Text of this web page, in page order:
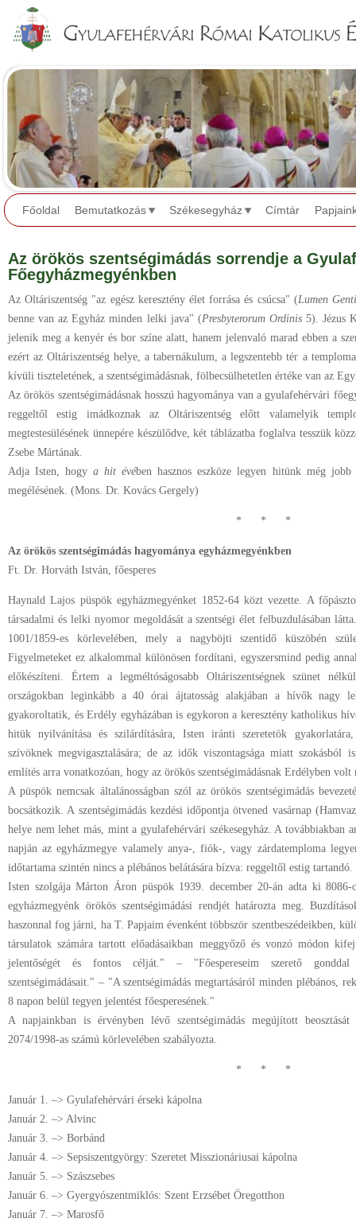
Főoldal Bemutatkozás Székesegyház Címtár
Az örökös szentségimádás sorrendje a
Főegyházmegyénkben
Az Oltáriszentség "az egész keresztény élet forrása és csúcsa" (Lumen
benne van az Egyház minden lelki java" (Presbyterorum Ordinis5). Jézus
jelenik meg a kenyér és bor színe alatt, hanem jelenvaló marad ebben a
ezért az Oltáriszentség helye, a tabernákulum, a legszentebb tér a
kívüli tiszteletének, a szentségimádásnak, fölbecsülhetetlen értéke van az
Az örökös szentségimádásnak hosszú hagyománya van a gyulafehérvári
reggeltől estig imádkoznak az Oltáriszentség előtt valamelyik
megtestesülésének ünnepére készülődve, két táblázatba foglalva tesszük
Zsebe Mártának.
Adja Isten, hogya hit évében hasznos eszköze legyen hitünk még jobb
megélésének. (Mons. Dr. Kovács Gergely)
* * *
Az örökös szentségimádás hagyománya egyházmegyénkben
Ft. Dr. Horváth István, főesperes
Haynald Lajos püspök egyházmegyénket 1852-64 közt vezette. A
társadalmi és lelki nyomor megoldását a szentségi élet felbuzdulásában
1001/1859-es körlevelében, mely a nagyböjti szentidő küszöbén
Figyelmeteket ez alkalommal különösen fordítani, egyszersmind pedig
előkészíteni. Értem a legméltóságosabb Oltáriszentségnek szünet
országokban leginkább a 40 órai ájtatosság alakjában a hívők nagy
gyakoroltatik, és Erdély egyházában is egykoron a keresztény katholikus
hitük nyilvánítása és szilárdítására, Isten iránti szeretetök
szívöknek megvigasztalására; de az idők viszontagsága miatt szokásból
említés arra vonatkozóan, hogy az örökös szentségimádásnak Erdélyben
A püspök nemcsak általánosságban szól az örökös szentségimádás
bocsátkozik. A szentségimádás kezdési időpontja ötvened vasárnap
helye nem lehet más, mint a gyulafehérvári székesegyház. A továbbiakban
napján az egyházmegye valamely anya-, fiók-, vagy zárdatemploma
időtartama szintén nincs a plébános belátására bízva: reggeltől estig tartandó.
Isten szolgája Márton Áron püspök 1939. december 20-án adta ki 8086-
egyházmegyénk örökös szentségimádási rendjét határozta meg.
haszonnal fog járni, ha T. Papjaim évenként többször szentbeszédeikben,
társulatok számára tartott előadásaikban meggyőző és vonzó módon
jelentőségét és fontos célját." – "Főespereseim szerető
szentségimádásait." – "A szentségimádás megtartásáról minden plébános,
8 napon belül tegyen jelentést főesperesének."
A napjainkban is érvényben lévő szentségimádás megújított
2074/1998-as számú körlevelében szabályozta.
* * *
Január 1. –> Gyulafehérvári érseki kápolna
Január 2. –> Alvinc
Január 3. –> Borbánd
Január 4. –> Sepsiszentgyörgy: Szeretet Misszionáriusai kápolna
Január 5. –> Szászsebes
Január 6. –> Gyergyószentmiklós: Szent Erzsébet Öregotthon
Január 7. –> Marosfő